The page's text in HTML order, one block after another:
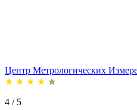
Центр Метрологических
★ ★ ★ ★ ★
4 / 5